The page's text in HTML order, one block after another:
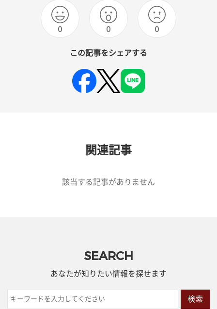
0 0 0
この記事をシェアする
関連記事
該当する記事がありません
SEARCH
あなたが知りたい情報を探せます
検索